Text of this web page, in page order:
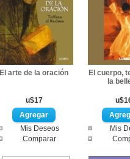
El arte de la oración
u$17
Mis Deseos
Comparar
El cuerpo,
la
Mis